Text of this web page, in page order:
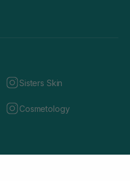
Sisters Skin
Cosmetology